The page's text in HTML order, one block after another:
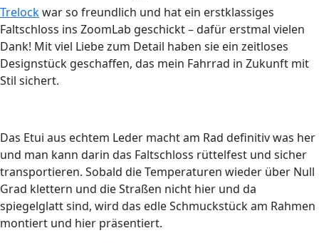
Trelockwar so freundlich und hat ein erstklassiges
Faltschloss ins ZoomLab geschickt – dafür erstmal vielen
Dank! Mit viel Liebe zum Detail haben sie ein zeitloses
Designstück geschaffen, das mein Fahrrad in Zukunft mit
Stil sichert.
Das Etui aus echtem Leder macht am Rad definitiv was her
und man kann darin das Faltschloss rüttelfest und sicher
transportieren. Sobald die Temperaturen wieder über Null
Grad klettern und die Straßen nicht hier und da
spiegelglatt sind, wird das edle Schmuckstück am Rahmen
montiert und hier präsentiert.